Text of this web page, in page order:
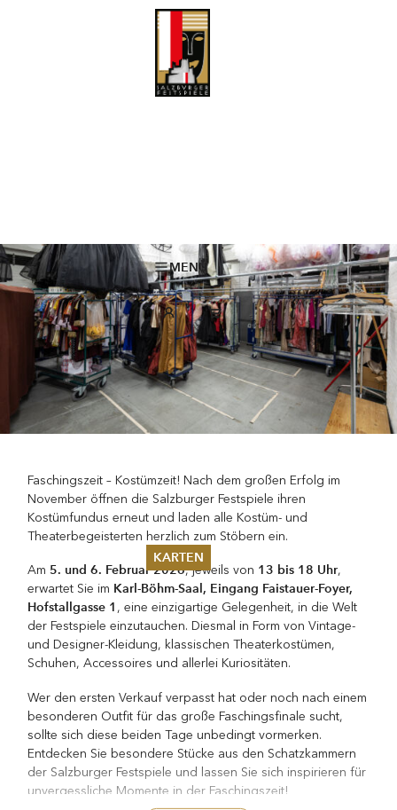
MENÜ
KARTEN
Sommer 2026
Pfingsten 2026
Abonnements
Karteninformation
Gutscheine
Faschingszauber aus dem Fundus: Kostümverkauf 2026 bei den
Donnerstag, 5. Februar, 13:00 – 18:00
Faschingszeit – Kostümzeit! Nach dem großen Erfolg im
November öffnen die Salzburger Festspiele ihren
Kostümfundus erneut und laden alle Kostüm- und
Theaterbegeisterten herzlich zum Stöbern ein.
Am5. und 6. Februar 2026, jeweils von 13 bis 18 Uhr,
erwartet Sie im Karl-Böhm-Saal, Eingang Faistauer-Foyer,
Hofstallgasse 1 , eine einzigartige Gelegenheit, in die Welt
der Festspiele einzutauchen. Diesmal in Form von Vintage-
und Designer-Kleidung, klassischen Theaterkostümen,
Schuhen, Accessoires und allerlei Kuriositäten.
Wer den ersten Verkauf verpasst hat oder noch nach einem
besonderen Outfit für das große Faschingsfinale sucht,
sollte sich diese beiden Tage unbedingt vormerken.
Entdecken Sie besondere Stücke aus den Schatzkammern
der Salzburger Festspiele und lassen Sie sich inspirieren für
unvergessliche Momente in der Faschingszeit!